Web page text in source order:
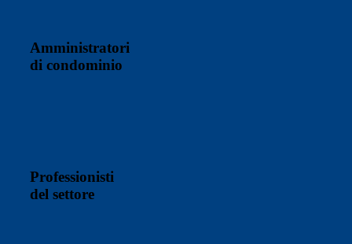
Amministratori
di condominio
Professionisti
del settore